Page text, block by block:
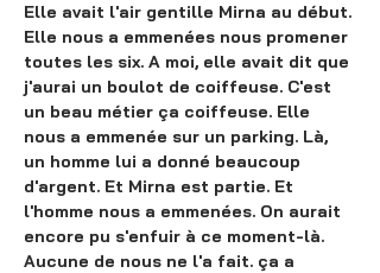
Elle avait l'air gentille Mirna au début.
Elle nous a emmenées nous promener
toutes les six. A moi, elle avait dit que
j'aurai un boulot de coiffeuse. C'est
un beau métier ça coiffeuse. Elle
nous a emmenée sur un parking. Là,
un homme lui a donné beaucoup
d'argent. Et Mirna est partie. Et
l'homme nous a emmenées. On aurait
encore pu s'enfuir à ce moment-là.
Aucune de nous ne l'a fait. ça a